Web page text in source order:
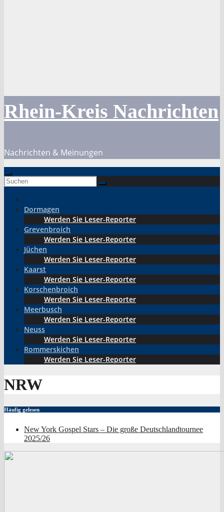
Rhein-Kreis Nachrichten
Nachrichten & Meinungen
Dormagen
Werden Sie Leser-Reporter
Grevenbroich
Werden Sie Leser-Reporter
Jüchen
Werden Sie Leser-Reporter
Kaarst
Werden Sie Leser-Reporter
Korschenbroich
Werden Sie Leser-Reporter
Meerbusch
Werden Sie Leser-Reporter
Neuss
Werden Sie Leser-Reporter
Rommerskichen
Werden Sie Leser-Reporter
NRW
Häufig gelesen
New York Gospel Stars – Die große Deutschlandtournee
2025/26